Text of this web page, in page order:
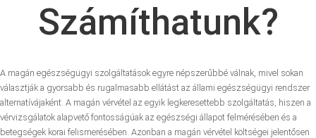
Számíthatunk?
A magán egészségügyi szolgáltatások egyre népszerűbbé válnak, mivel sokan
választják a gyorsabb és rugalmasabb ellátást az állami egészségügyi rendszer
alternatívájaként. A magán vérvétel az egyik legkeresettebb szolgáltatás, hiszen a
vérvizsgálatok alapvető fontosságúak az egészségi állapot felmérésében és a
betegségek korai felismerésében. Azonban a magán vérvétel költségei jelentősen